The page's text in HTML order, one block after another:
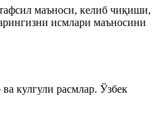
маъноси, келиб чиқиши,
исмлари маъносини
кулгули расмлар. Ўзбек